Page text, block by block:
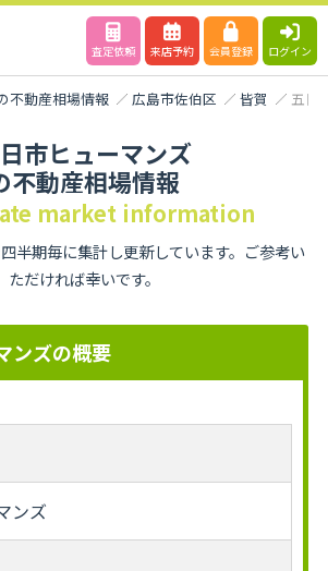
査定依頼 来店予約 会員登録 ログイン
不動産相場情報 広島市佐伯区 皆賀 五日
市ヒューマンズ
不動産相場情報
market information
半期毎に集計し更新しています。ご参考い
ただければ幸いです。
ンズの概要
ンズ